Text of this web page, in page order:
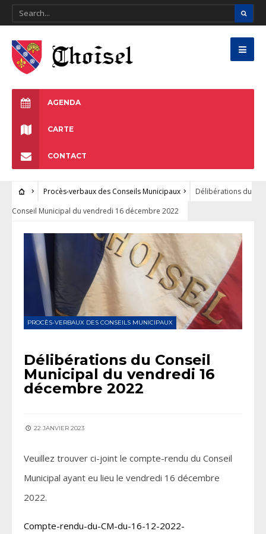
AGENDA
CARTE
CONTACT
Procès-verbaux des Conseils Municipaux
Délibérations du
Conseil Municipal du vendredi 16 décembre 2022
PROCÈS-VERBAUX DES CONSEILS MUNICIPAUX
Délibérations du Conseil
Municipal du vendredi 16
décembre 2022
22 JANVIER 2023
Veuillez trouver ci-joint le compte-rendu du Conseil
Municipal ayant eu lieu le vendredi 16 décembre
2022.
Compte-rendu-du-CM-du-16-12-2022-